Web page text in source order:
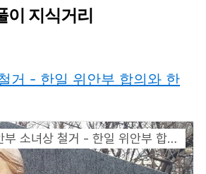
이 지식거리
거 - 한일 위안부 합의와 한
위안부 소녀상 철거 - 한일 위안부 합의와 한일 협정